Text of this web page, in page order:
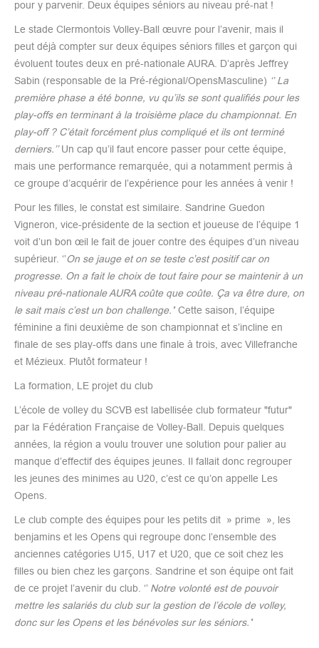
pour y parvenir. Deux équipes séniors au niveau pré-nat !
Le stade Clermontois Volley-Ball œuvre pour l’avenir, mais il
peut déjà compter sur deux équipes séniors filles et garçon qui
évoluent toutes deux en pré-nationale AURA. D’après Jeffrey
Sabin (responsable de la Pré-régional/OpensMasculine) ‘’ La
première phase a été bonne, vu qu’ils se sont qualifiés pour les
play-offs en terminant à la troisième place du championnat. En
play-off ? C’était forcément plus compliqué et ils ont terminé
derniers.’’Un cap qu’il faut encore passer pour cette équipe,
mais une performance remarquée, qui a notamment permis à
ce groupe d’acquérir de l’expérience pour les années à venir !
Pour les filles, le constat est similaire. Sandrine Guedon
Vigneron, vice-présidente de la section et joueuse de l’équipe 1
voit d’un bon œil le fait de jouer contre des équipes d’un niveau
supérieur. ‘’On se jauge et on se teste c’est positif car on
progresse. On a fait le choix de tout faire pour se maintenir à un
niveau pré-nationale AURA coûte que coûte. Ça va être dure, on
le sait mais c’est un bon challenge.’’ Cette saison, l’équipe
féminine a fini deuxième de son championnat et s’incline en
finale de ses play-offs dans une finale à trois, avec Villefranche
et Mézieux. Plutôt formateur !
La formation, LE projet du club
L’école de volley du SCVB est labellisée club formateur "futur"
par la Fédération Française de Volley-Ball. Depuis quelques
années, la région a voulu trouver une solution pour palier au
manque d’effectif des équipes jeunes. Il fallait donc regrouper
les jeunes des minimes au U20, c’est ce qu’on appelle Les
Opens.
Le club compte des équipes pour les petits dit » prime », les
benjamins et les Opens qui regroupe donc l’ensemble des
anciennes catégories U15, U17 et U20, que ce soit chez les
filles ou bien chez les garçons. Sandrine et son équipe ont fait
de ce projet l’avenir du club. ‘’ Notre volonté est de pouvoir
mettre les salariés du club sur la gestion de l’école de volley,
donc sur les Opens et les bénévoles sur les séniors.’’